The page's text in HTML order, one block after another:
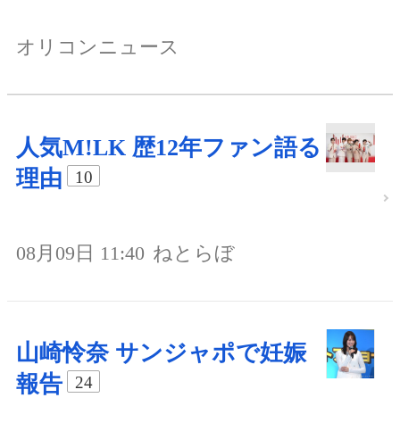
オリコンニュース
人気M!LK 歴12年ファン語る
理由
10
08月09日 11:40 ねとらぼ
山崎怜奈 サンジャポで妊娠
報告
24